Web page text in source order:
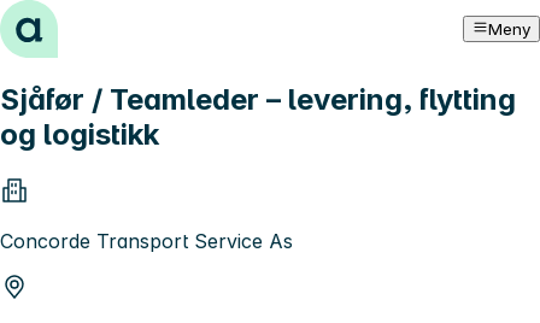
Hopp til innhold Meny
Sjåfør / Teamleder – levering, flytting
og logistikk
Concorde Transport Service As